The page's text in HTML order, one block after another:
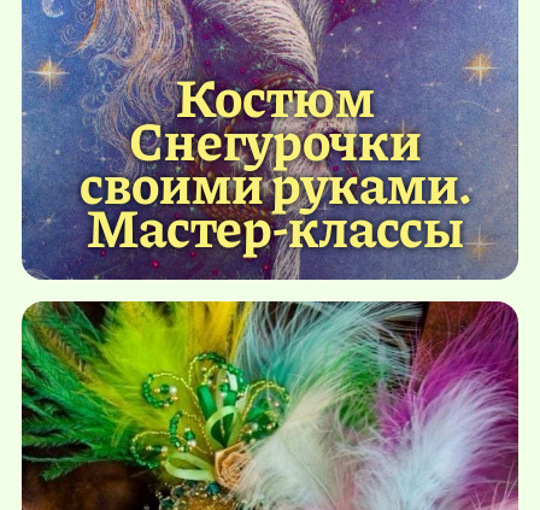
Костюм
Снегурочки
своими руками.
Мастер-классы